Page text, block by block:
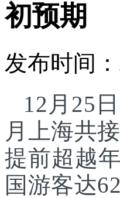
初预期
发布时间
12月25
月上海共
提前超越
国游客达